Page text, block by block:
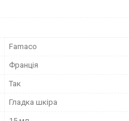
Famaco
Франція
Так
Гладка шкіра